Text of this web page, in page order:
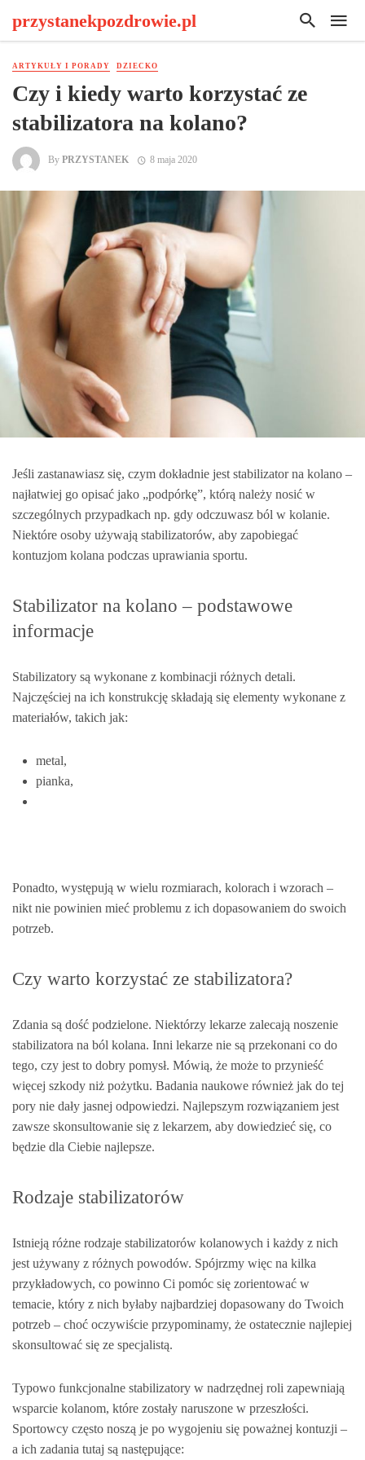
przystanekpozdrowie.pl
ARTYKUŁY I PORADY DZIECKO
Czy i kiedy warto korzystać ze
stabilizatora na kolano?
By PRZYSTANEK 8 maja 2020
Jeśli zastanawiasz się, czym dokładnie jest stabilizator na kolano –
najłatwiej go opisać jako „podpórkę”, którą należy nosić w
szczególnych przypadkach np. gdy odczuwasz ból w kolanie.
Niektóre osoby używają stabilizatorów, aby zapobiegać
kontuzjom kolana podczas uprawiania sportu.
Stabilizator na kolano – podstawowe
informacje
Stabilizatory są wykonane z kombinacji różnych detali.
Najczęściej na ich konstrukcję składają się elementy wykonane z
materiałów, takich jak:
metal,
pianka,
Ponadto, występują w wielu rozmiarach, kolorach i wzorach –
nikt nie powinien mieć problemu z ich dopasowaniem do swoich
potrzeb.
Czy warto korzystać ze stabilizatora?
Zdania są dość podzielone. Niektórzy lekarze zalecają noszenie
stabilizatora na ból kolana. Inni lekarze nie są przekonani co do
tego, czy jest to dobry pomysł. Mówią, że może to przynieść
więcej szkody niż pożytku. Badania naukowe również jak do tej
pory nie dały jasnej odpowiedzi. Najlepszym rozwiązaniem jest
zawsze skonsultowanie się z lekarzem, aby dowiedzieć się, co
będzie dla Ciebie najlepsze.
Rodzaje stabilizatorów
Istnieją różne rodzaje stabilizatorów kolanowych i każdy z nich
jest używany z różnych powodów. Spójrzmy więc na kilka
przykładowych, co powinno Ci pomóc się zorientować w
temacie, który z nich byłaby najbardziej dopasowany do Twoich
potrzeb – choć oczywiście przypominamy, że ostatecznie najlepiej
skonsultować się ze specjalistą.
Typowo funkcjonalne stabilizatory w nadrzędnej roli zapewniają
wsparcie kolanom, które zostały naruszone w przeszłości.
Sportowcy często noszą je po wygojeniu się poważnej kontuzji –
a ich zadania tutaj są następujące: